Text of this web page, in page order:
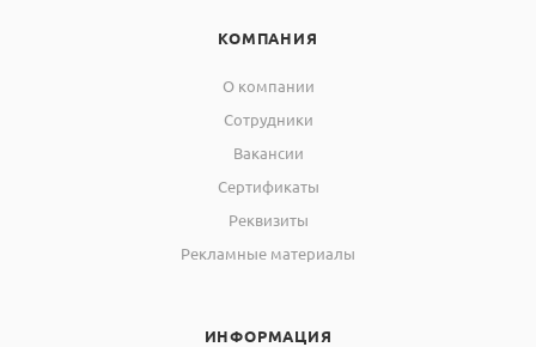
КОМПАНИЯ
О компании
Сотрудники
Вакансии
Сертификаты
Реквизиты
Рекламные материалы
ИНФОРМАЦИЯ